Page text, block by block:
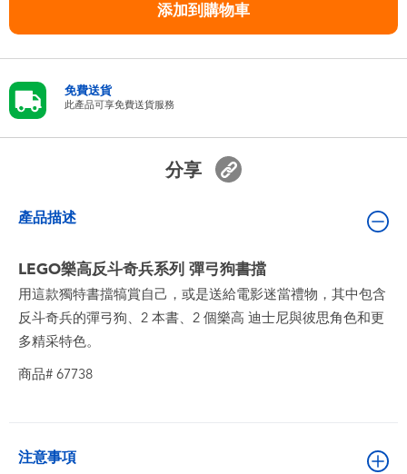
盲盒
人氣角色
生活精品
添加到購物車
免費送貨
此產品可享免費送貨服務
分享
產品描述
LEGO樂高反斗奇兵系列 彈弓狗書擋
用這款獨特書擋犒賞自己，或是送給電影迷當禮物，其中包含
反斗奇兵的彈弓狗、2 本書、2 個樂高 迪士尼與彼思角色和更
多精采特色。
商品# 67738
注意事項